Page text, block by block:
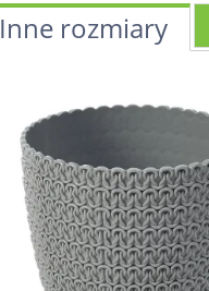
Inne rozmiary